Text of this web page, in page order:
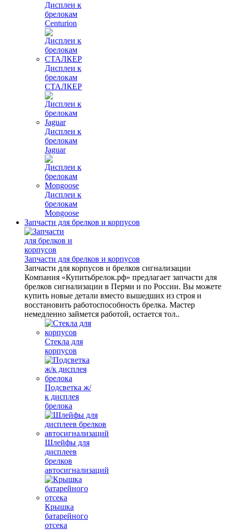
Дисплеи к
брелокам
Centurion
Дисплеи к
брелокам
СТАЛКЕР
Дисплеи к
брелокам
Jaguar
Дисплеи к
брелокам
Mongoose
Запчасти для брелков и корпусов
Запчасти для брелков и корпусов
Запчасти для корпусов и брелков сигнализации
Компания «Купитьбрелок.рф» предлагает запчасти для
брелков сигнализации в Перми и по России. Вы можете
купить новые детали вместо вышедших из строя и
восстановить работоспособность брелка. Мастер
немедленно займется работой, остается тол..
Стекла для
корпусов
Подсветка ж/
к дисплея
брелока
Шлейфы для
дисплеев
брелков
автосигнализаций
Крышка
батарейного
отсека